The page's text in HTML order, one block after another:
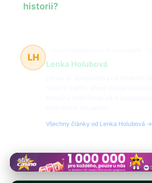
historii?
LH
Lenka Holubová
Všechny články od Lenka Holubová →